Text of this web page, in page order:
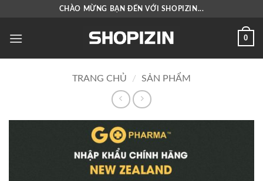
nội
CHÀO MỪNG BẠN ĐẾN VỚI SHOPIZIN...
0
TRANG CHỦ / SẢN PHẨM